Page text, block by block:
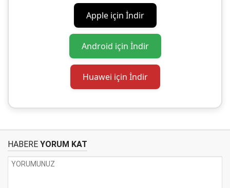
Apple için İndir
Android için İndir
Huawei için İndir
HABERE YORUM KAT